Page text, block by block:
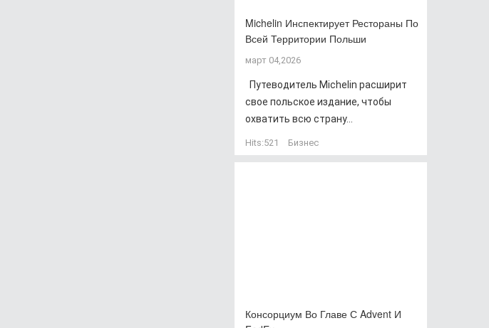
Michelin Инспектирует Рестораны По
Всей Территории Польши
март 04,2026
Путеводитель Michelin расширит
свое польское издание, чтобы
охватить всю страну...
Hits:521 Бизнес
Консорциум Во Главе С Advent И